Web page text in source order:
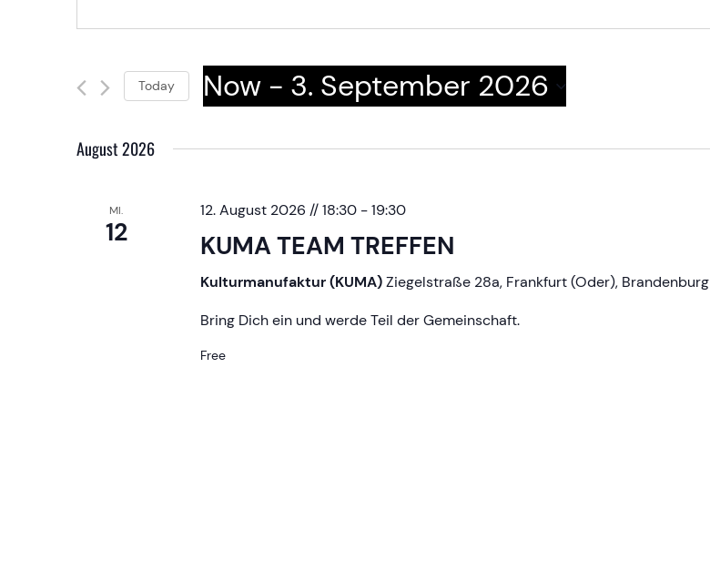
Today Now - 3. September 2026
date.
August 2026
MI.
12
12. August 2026 // 18:30-19:30
KUMA TEAM TREFFEN
Kulturmanufaktur (KUMA)Ziegelstraße 28a, Frankfurt (Oder), Brandenburg
Bring Dich ein und werde Teil der Gemeinschaft.
Free